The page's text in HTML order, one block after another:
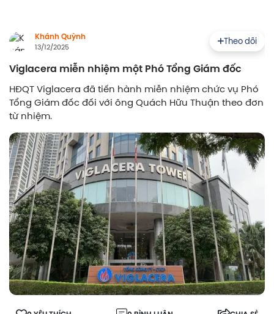
Khánh Quỳnh
13/12/2025
Theo dõi
Viglacera miễn nhiệm một Phó Tổng Giám đốc
HĐQT Viglacera đã tiến hành miễn nhiệm chức vụ Phó
Tổng Giám đốc đối với ông Quách Hữu Thuận theo đơn
từ nhiệm.